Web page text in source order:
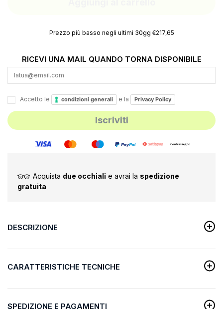
Prezzo più basso negli ultimi 30gg €217,65
RICEVI UNA MAIL QUANDO TORNA DISPONIBILE
Accetto le condizioni generali e la Privacy Policy
Acquista due occhiali e avrai la spedizione
gratuita
DESCRIZIONE
CARATTERISTICHE TECNICHE
SPEDIZIONE E PAGAMENTI